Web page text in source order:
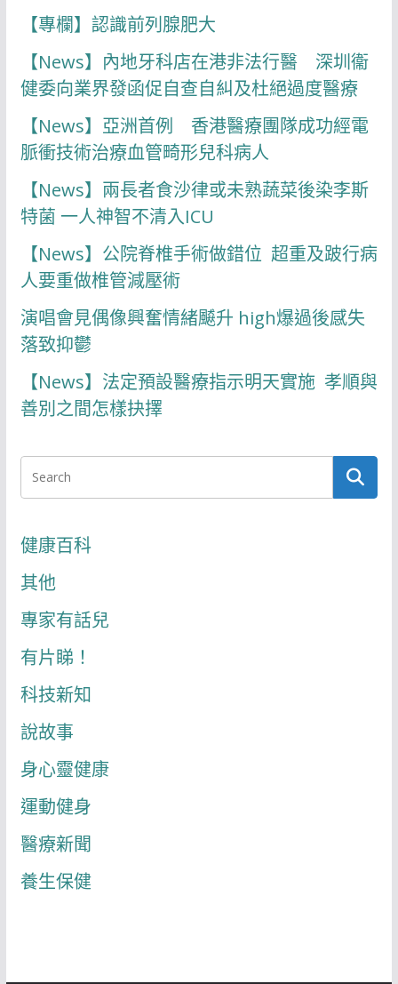
【專欄】認識前列腺肥大
【News】內地牙科店在港非法行醫 深圳衞
健委向業界發函促自查自糾及杜絕過度醫療
【News】亞洲首例 香港醫療團隊成功經電
脈衝技術治療血管畸形兒科病人
【News】兩長者食沙律或未熟蔬菜後染李斯
特菌 一人神智不清入ICU
【News】公院脊椎手術做錯位 超重及跛行病
人要重做椎管減壓術
演唱會見偶像興奮情緒飇升 high爆過後感失
落致抑鬱
【News】法定預設醫療指示明天實施 孝順與
善別之間怎樣抉擇
健康百科
其他
專家有話兒
有片睇！
科技新知
說故事
身心靈健康
運動健身
醫療新聞
養生保健